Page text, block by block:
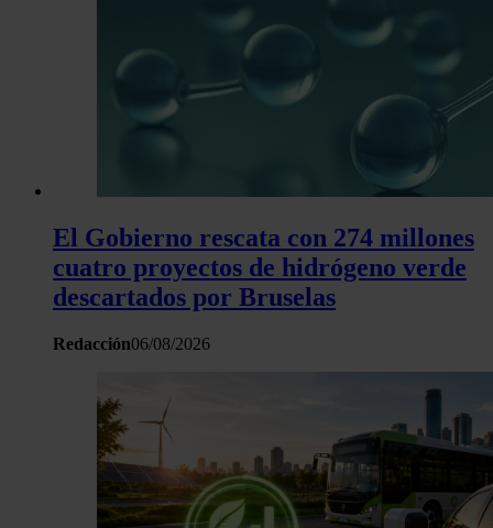
El Gobierno rescata con 274 millones
cuatro proyectos de hidrógeno verde
descartados por Bruselas
Redacción06/08/2026